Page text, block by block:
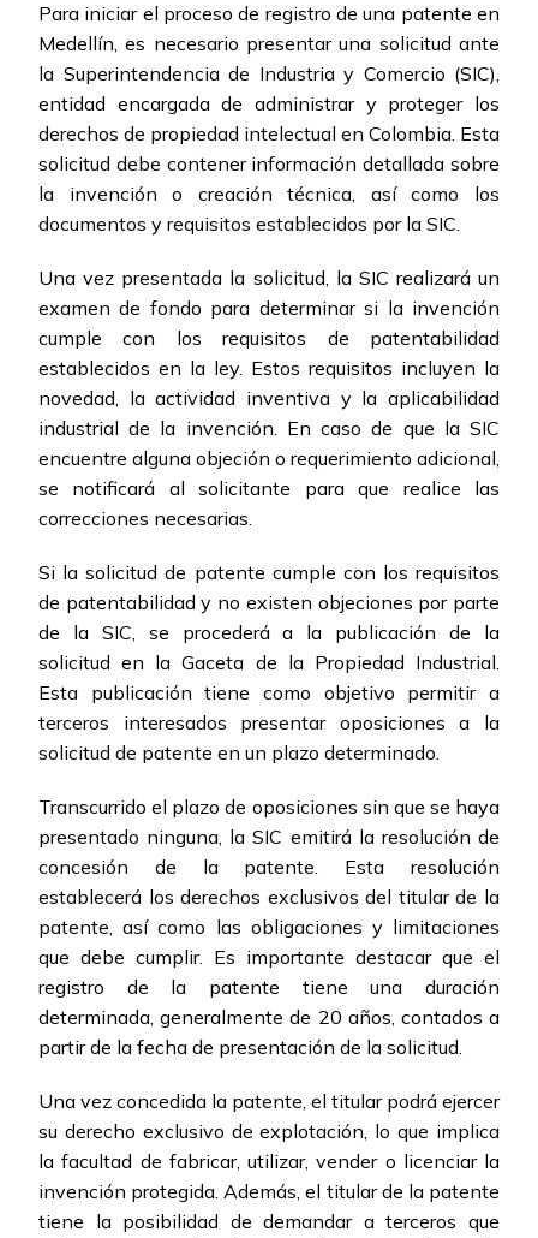
Para iniciar el proceso de registro de una patente en
Medellín, es necesario presentar una solicitud ante
la Superintendencia de Industria y Comercio (SIC),
entidad encargada de administrar y proteger los
derechos de propiedad intelectual en Colombia. Esta
solicitud debe contener información detallada sobre
la invención o creación técnica, así como los
documentos y requisitos establecidos por la SIC.
Una vez presentada la solicitud, la SIC realizará un
examen de fondo para determinar si la invención
cumple con los requisitos de patentabilidad
establecidos en la ley. Estos requisitos incluyen la
novedad, la actividad inventiva y la aplicabilidad
industrial de la invención. En caso de que la SIC
encuentre alguna objeción o requerimiento adicional,
se notificará al solicitante para que realice las
correcciones necesarias.
Si la solicitud de patente cumple con los requisitos
de patentabilidad y no existen objeciones por parte
de la SIC, se procederá a la publicación de la
solicitud en la Gaceta de la Propiedad Industrial.
Esta publicación tiene como objetivo permitir a
terceros interesados presentar oposiciones a la
solicitud de patente en un plazo determinado.
Transcurrido el plazo de oposiciones sin que se haya
presentado ninguna, la SIC emitirá la resolución de
concesión de la patente. Esta resolución
establecerá los derechos exclusivos del titular de la
patente, así como las obligaciones y limitaciones
que debe cumplir. Es importante destacar que el
registro de la patente tiene una duración
determinada, generalmente de 20 años, contados a
partir de la fecha de presentación de la solicitud.
Una vez concedida la patente, el titular podrá ejercer
su derecho exclusivo de explotación, lo que implica
la facultad de fabricar, utilizar, vender o licenciar la
invención protegida. Además, el titular de la patente
tiene la posibilidad de demandar a terceros que